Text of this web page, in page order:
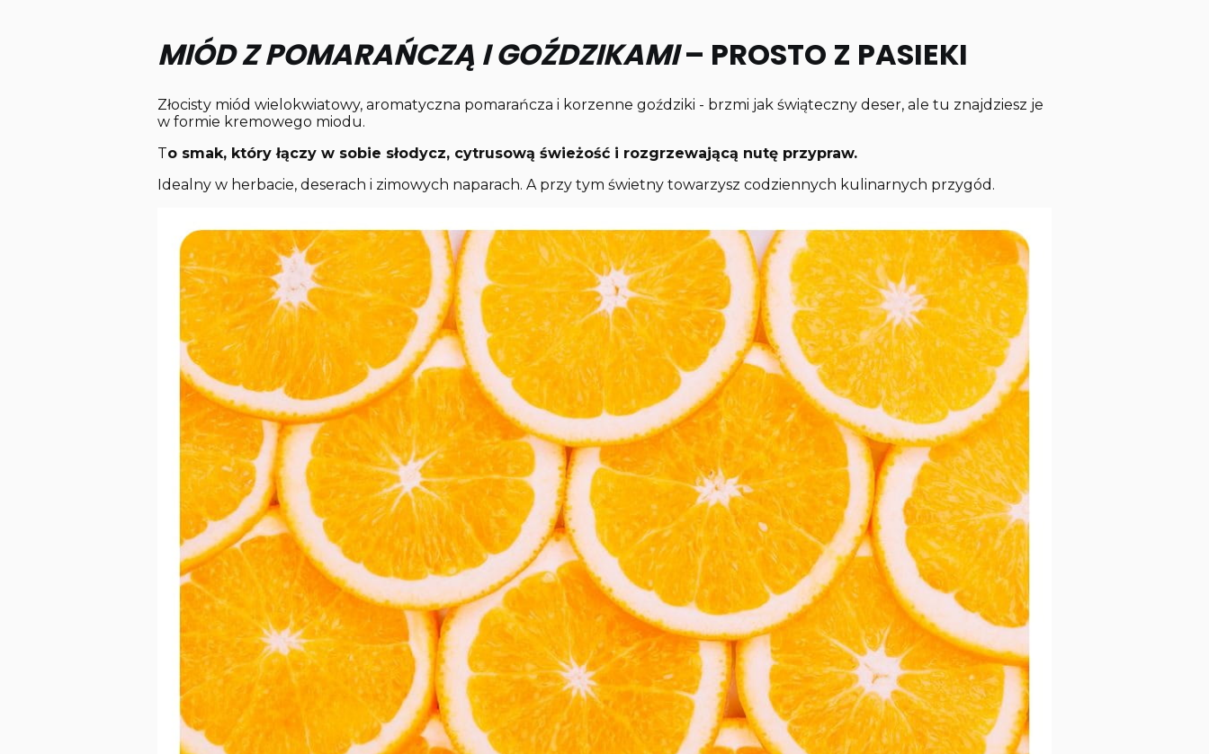
MIÓD Z POMARAŃCZĄ I GOŹDZIKAMI– PROSTO Z PASIEKI
Złocisty miód wielokwiatowy, aromatyczna pomarańcza i korzenne goździki - brzmi jak świąteczny deser, ale tu znajdziesz je
w formie kremowego miodu.
To smak, który łączy w sobie słodycz, cytrusową świeżość i rozgrzewającą nutę przypraw.
Idealny w herbacie, deserach i zimowych naparach. A przy tym świetny towarzysz codziennych kulinarnych przygód.